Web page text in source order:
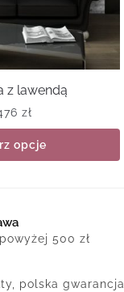
z lawendą
zł
opcje
500 zł
polska gwarancja